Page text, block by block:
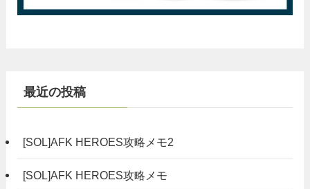
最近の投稿
[SOL]AFK HEROES攻略メモ2
[SOL]AFK HEROES攻略メモ